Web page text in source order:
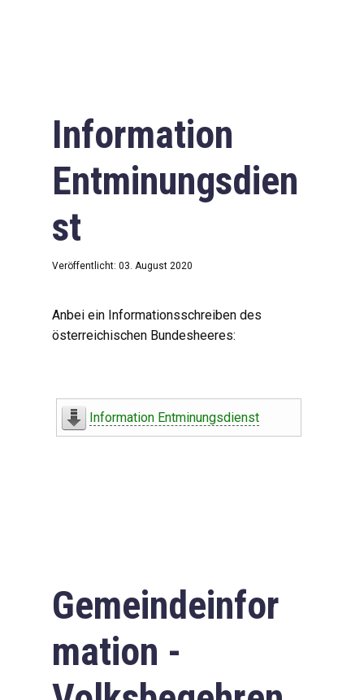
Information
Entminungsdien
st
Veröffentlicht: 03. August 2020
Anbei ein Informationsschreiben des
österreichischen Bundesheeres:
Information Entminungsdienst
Gemeindeinfor
mation -